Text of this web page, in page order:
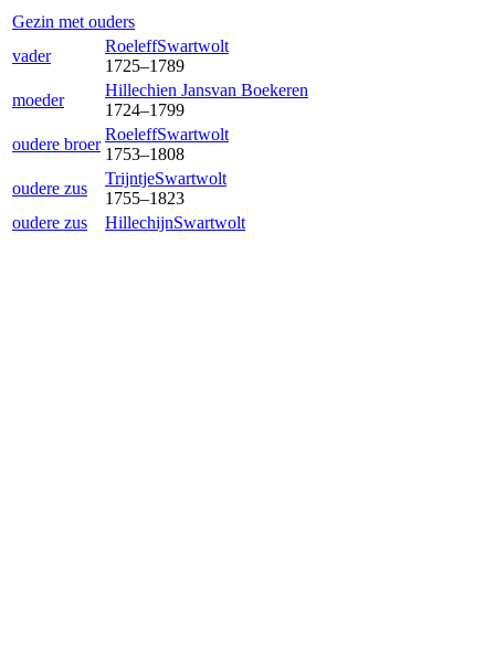
Gezin met ouders
vader
RoeleffSwartwolt
1725–1789
moeder
Hillechien Jansvan Boekeren
1724–1799
oudere broer
RoeleffSwartwolt
1753–1808
oudere zus
TrijntjeSwartwolt
1755–1823
oudere zus
HillechijnSwartwolt